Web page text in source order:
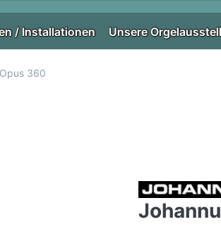
/ Installationen Unsere
360